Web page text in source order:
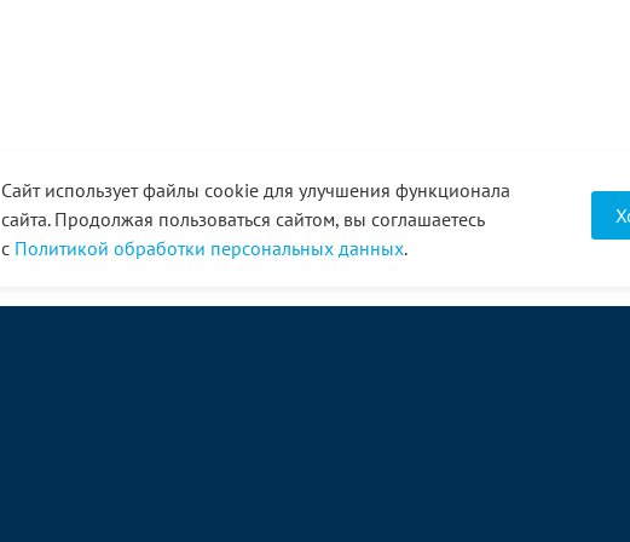
Сайт использует файлы cookie для улучшения функционала
сайта. Продолжая пользоваться сайтом, вы соглашаетесь
с Политикой обработки персональных данных.